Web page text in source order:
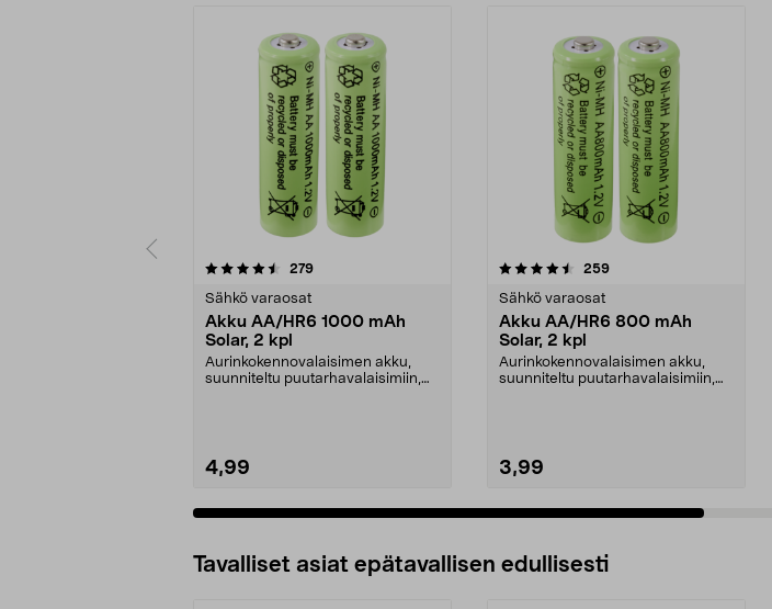
279arvostelut
Sähkö varaosat
Akku AA/HR6 1000 mAh
Solar, 2 kpl
Aurinkokennovalaisimen akku,
suunniteltu puutarhavalaisimiin,
4,99
4.5 viidestä
259arvostelut
Sähkö varaosat
Akku AA/HR6 800 mAh
Solar, 2 kpl
Aurinkokennovalaisimen akku,
suunniteltu puutarhavalaisimiin,
3,99
3.0 viidestä
Tavalliset asiat epätavallisen edullisesti